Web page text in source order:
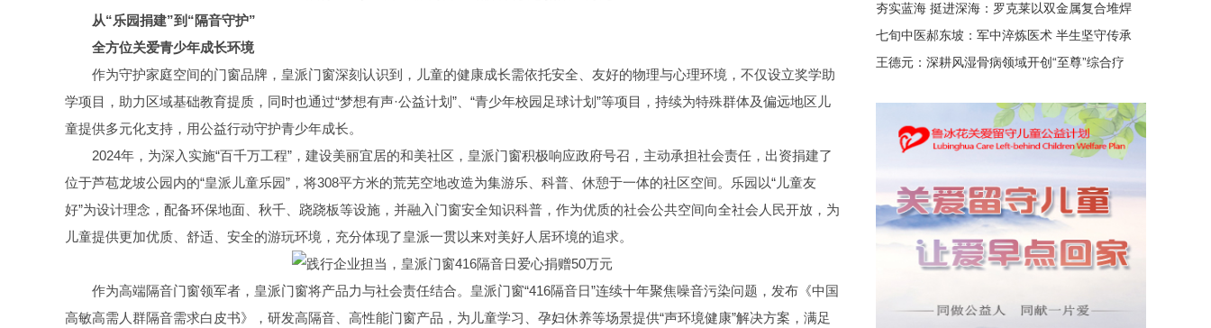
从“乐园捐建”到“隔音守护”
全方位关爱青少年成长环境
作为守护家庭空间的门窗品牌，皇派门窗深刻认识到，儿童的健康成长需依托安全、友好的物理与心理环境，不仅设立奖学助
学项目，助力区域基础教育提质，同时也通过“梦想有声·公益计划”、“青少年校园足球计划”等项目，持续为特殊群体及偏远地区儿
童提供多元化支持，用公益行动守护青少年成长。
2024年，为深入实施“百千万工程”，建设美丽宜居的和美社区，皇派门窗积极响应政府号召，主动承担社会责任，出资捐建了
位于芦苞龙坡公园内的“皇派儿童乐园”，将308平方米的荒芜空地改造为集游乐、科普、休憩于一体的社区空间。乐园以“儿童友
好”为设计理念，配备环保地面、秋千、跷跷板等设施，并融入门窗安全知识科普，作为优质的社会公共空间向全社会人民开放，为
儿童提供更加优质、舒适、安全的游玩环境，充分体现了皇派一贯以来对美好人居环境的追求。
作为高端隔音门窗领军者，皇派门窗将产品力与社会责任结合。皇派门窗“416隔音日”连续十年聚焦噪音污染问题，发布《中国
高敏高需人群隔音需求白皮书》，研发高隔音、高性能门窗产品，为儿童学习、孕妇休养等场景提供“声环境健康”解决方案，满足
夯实蓝海 挺进深海：罗克莱以双金属复合堆焊
七旬中医郝东坡：军中淬炼医术 半生坚守传承
王德元：深耕风湿骨病领域开创“至尊”综合疗